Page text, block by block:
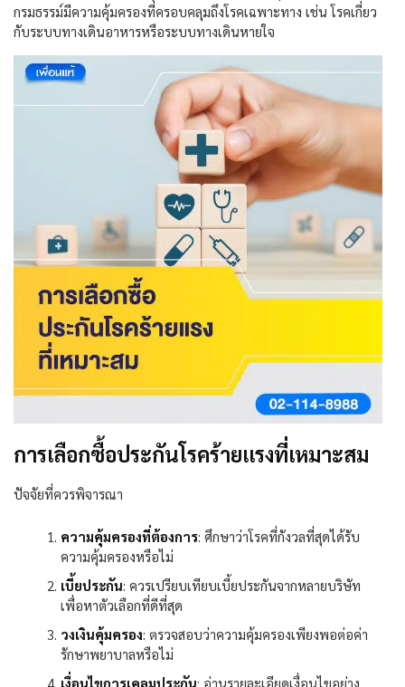
กรมธรรม์มีความคุ้มครองที่ครอบคลุมถึงโรคเฉพาะทาง เช่น โรคเกี่ยว
กับระบบทางเดินอาหารหรือระบบทางเดินหายใจ
การเลือกซื้อประกันโรคร้ายแรงที่เหมาะสม
ปัจจัยที่ควรพิจารณา
ความคุ้มครองที่ต้องการ: ศึกษาว่าโรคที่กังวลที่สุดได้รับ
ความคุ้มครองหรือไม่
เบี้ยประกัน: ควรเปรียบเทียบเบี้ยประกันจากหลายบริษัท
เพื่อหาตัวเลือกที่ดีที่สุด
วงเงินคุ้มครอง: ตรวจสอบว่าความคุ้มครองเพียงพอต่อค่า
รักษาพยาบาลหรือไม่
เงื่อนไขการเคลมประกัน: อ่านรายละเอียดเงื่อนไขอย่าง